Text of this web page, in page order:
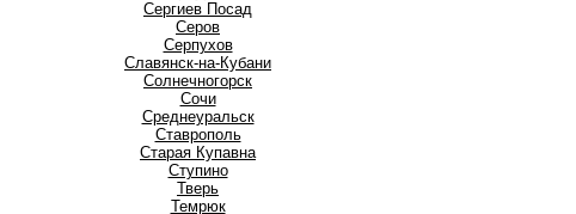
Сергиев Посад
Серов
Серпухов
Славянск-на-Кубани
Солнечногорск
Сочи
Среднеуральск
Ставрополь
Старая Купавна
Ступино
Тверь
Темрюк